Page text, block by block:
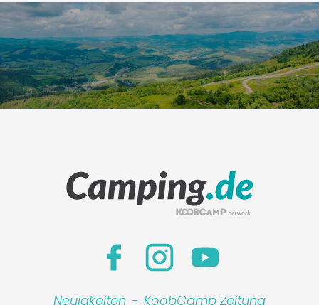
Neuigkeiten - KoobCamp Zeitung